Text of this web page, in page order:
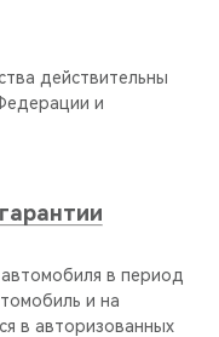
действительны
и
в период
и на
в авторизованных